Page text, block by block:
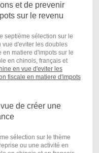
et de prevenir
sur le revenu
septième sélection sur le
d'eviter les doubles
matiere d'impots sur le
en chinois, français et
en vue d'eviter les
fiscale en matiere d'impots
de créer une
sélection sur le thème
ou une activité en